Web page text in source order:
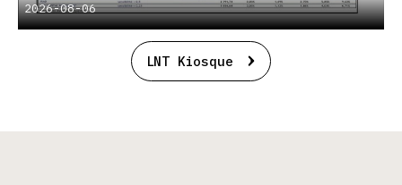
2026-08-06
LNT Kiosque